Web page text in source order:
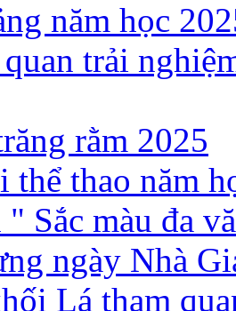
năm học
trải
rằm 2025
thể thao năm
Sắc màu đa
ngày Nhà
Lá tham